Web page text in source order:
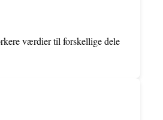
værdier til forskellige dele